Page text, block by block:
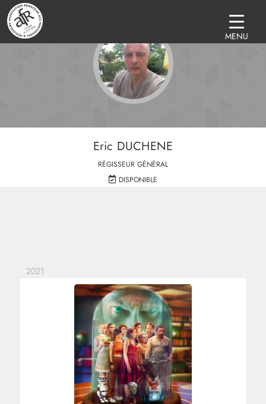
Eric DUCHENE
RÉGISSEUR GÉNÉRAL
DISPONIBLE
2021
MENU